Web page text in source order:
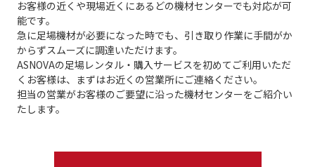
お客様の近くや現場近くにあるどの機材センターでも対応が可
能です。
急に足場機材が必要になった時でも、引き取り作業に手間がか
からずスムーズに調達いただけます。
ASNOVAの足場レンタル・購入サービスを初めてご利用いただ
くお客様は、まずはお近くの営業所にご連絡ください。
担当の営業がお客様のご要望に沿った機材センターをご紹介い
たします。